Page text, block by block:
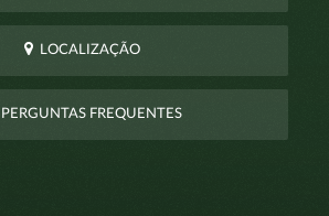
LOCALIZAÇÃO
PERGUNTAS FREQUENTES